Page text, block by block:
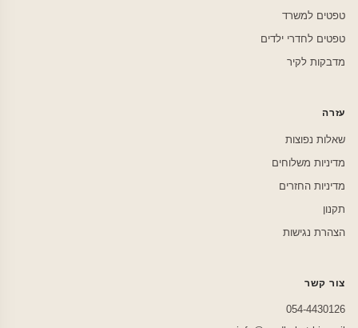
טפטים למשרד
טפטים לחדרי ילדים
מדבקות לקיר
עזרה
שאלות נפוצות
מדיניות משלוחים
מדיניות החזרים
תקנון
הצהרת נגישות
צור קשר
054-4430126